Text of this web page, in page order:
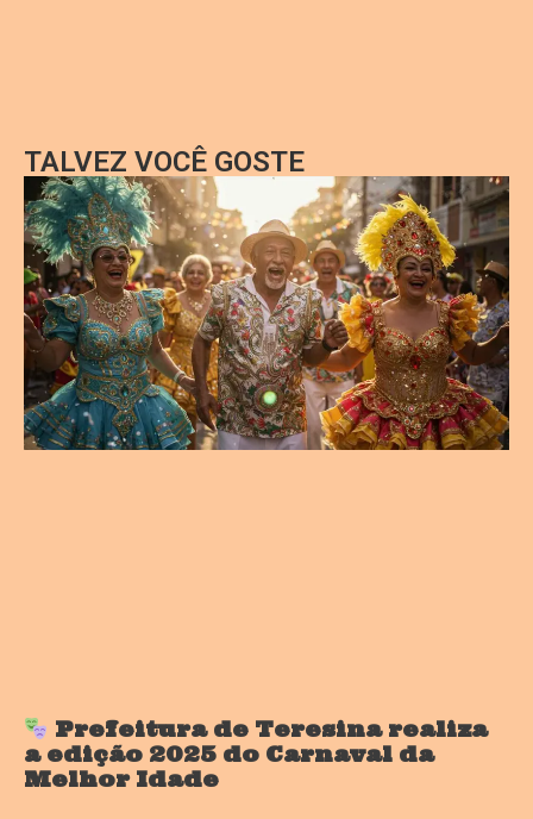
TALVEZ VOCÊ GOSTE
Prefeitura de Teresina realiza
a edição 2025 do Carnaval da
Melhor Idade